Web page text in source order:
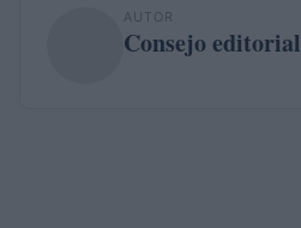
AUTOR
Consejo editorial